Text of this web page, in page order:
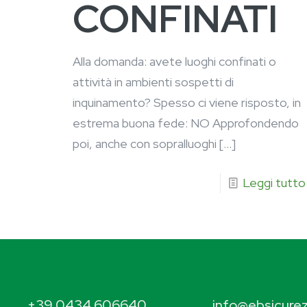
CONFINATI
Alla domanda: avete luoghi confinati o
attività in ambienti sospetti di
inquinamento? Spesso ci viene risposto, in
estrema buona fede: NO Approfondendo
poi, anche con sopralluoghi […]
Leggi tutto